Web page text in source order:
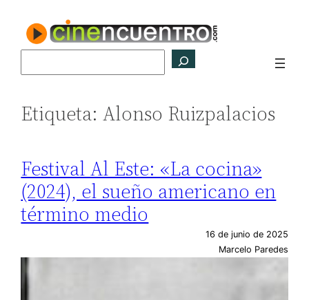
contenido
Etiqueta:Alonso Ruizpalacios
Festival Al Este: «La cocina»
(2024), el sueño americano en
término medio
16 de junio de 2025
Marcelo Paredes